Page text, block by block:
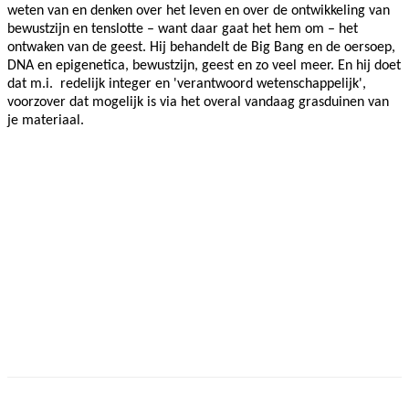
weten van en denken over het leven en over de ontwikkeling van
bewustzijn en tenslotte – want daar gaat het hem om – het
ontwaken van de geest. Hij behandelt de Big Bang en de oersoep,
DNA en epigenetica, bewustzijn, geest en zo veel meer. En hij doet
dat m.i. redelijk integer en 'verantwoord wetenschappelijk',
voorzover dat mogelijk is via het overal vandaag grasduinen van
je materiaal.